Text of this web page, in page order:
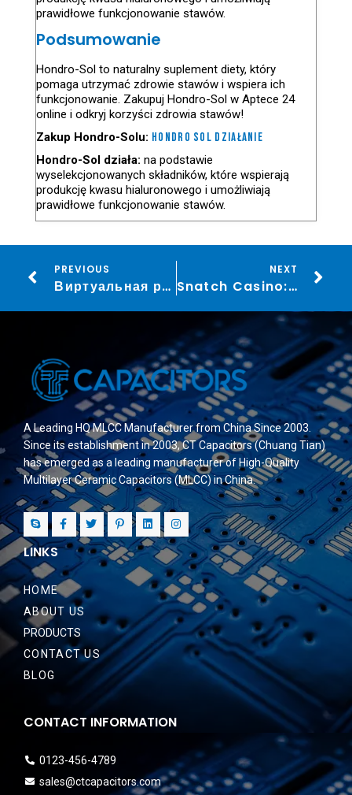
prawidłowe funkcjonowanie stawów.
Podsumowanie
Hondro-Sol to naturalny suplement diety, który
pomaga utrzymać zdrowie stawów i wspiera ich
funkcjonowanie. Zakupuj Hondro-Sol w Aptece 24
online i odkryj korzyści zdrowia stawów!
Zakup Hondro-Solu: hondro sol działanie
Hondro-Sol działa: na podstawie
wyselekcjonowanych składników, które wspierają
produkcję kwasu hialuronowego i umożliwiają
prawidłowe funkcjonowanie stawów.
PREVIOUS
Виртуальная разгрузка: где искать надёжное vavada зеркало site в 2026 году
NEXT
Snatch Casino: La Guida Completa al Casinò Online
A Leading HQ MLCC Manufacturer from China Since 2003.
Since its establishment in 2003, CT Capacitors (Chuang Tian)
has emerged as a leading manufacturer of High-Quality
Multilayer Ceramic Capacitors (MLCC) in China.
LINKS
HOME
ABOUT US
PRODUCTS
CONTACT US
BLOG
CONTACT INFORMATION
0123-456-4789
sales@ctcapacitors.com